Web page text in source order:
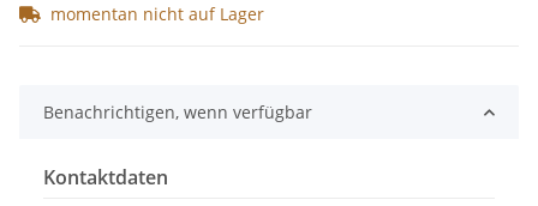
momentan nicht auf Lager
Benachrichtigen, wenn verfügbar
Kontaktdaten